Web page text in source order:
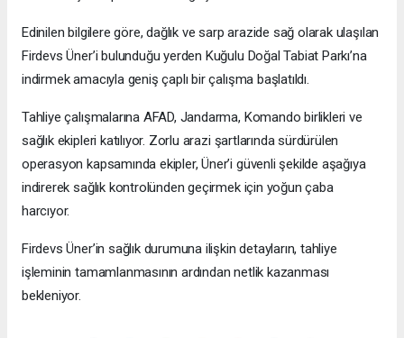
Edinilen bilgilere göre, dağlık ve sarp arazide sağ olarak ulaşılan
Firdevs Üner’i bulunduğu yerden Kuğulu Doğal Tabiat Parkı’na
indirmek amacıyla geniş çaplı bir çalışma başlatıldı.
Tahliye çalışmalarına AFAD, Jandarma, Komando birlikleri ve
sağlık ekipleri katılıyor. Zorlu arazi şartlarında sürdürülen
operasyon kapsamında ekipler, Üner’i güvenli şekilde aşağıya
indirerek sağlık kontrolünden geçirmek için yoğun çaba
harcıyor.
Firdevs Üner’in sağlık durumuna ilişkin detayların, tahliye
işleminin tamamlanmasının ardından netlik kazanması
bekleniyor.